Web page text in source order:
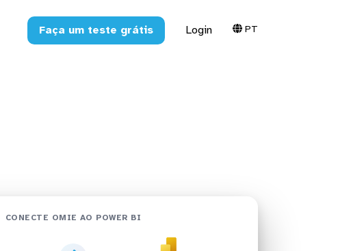
Faça um teste grátis Login PT
CONECTE OMIE AO POWER BI